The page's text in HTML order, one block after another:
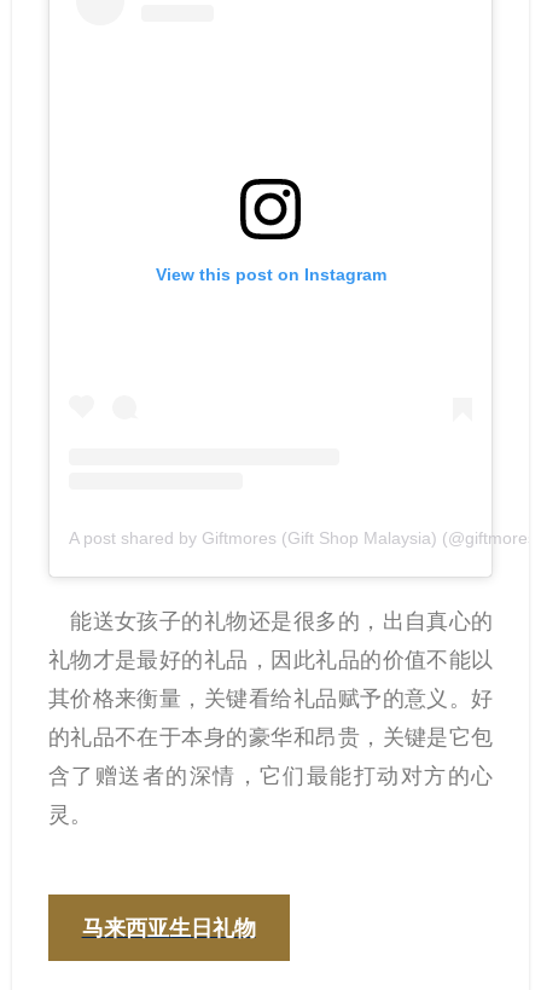
View this post on Instagram
A post shared by Giftmores (Gift Shop Malaysia)
能送女孩子的礼物还是很多的，出自真心的
礼物才是最好的礼品，因此礼品的价值不能以
其价格来衡量，关键看给礼品赋予的意义。好
的礼品不在于本身的豪华和昂贵，关键是它包
含了赠送者的深情，它们最能打动对方的心
灵。
马来西亚生日礼物